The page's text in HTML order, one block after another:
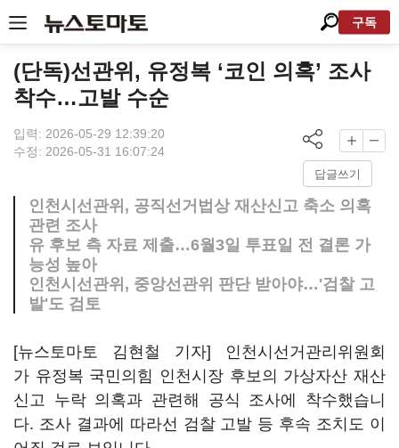
구독
(단독)선관위, 유정복 ‘코인 의혹’ 조사
착수…고발 수순
입력: 2026-05-29 12:39:20
수정: 2026-05-31 16:07:24
답글쓰기
인천시선관위, 공직선거법상 재산신고 축소 의혹
관련 조사
유 후보 측 자료 제출…6월3일 투표일 전 결론 가
능성 높아
인천시선관위, 중앙선관위 판단 받아야…'검찰 고
발'도 검토
[뉴스토마토 김현철 기자] 인천시선거관리위원회
가 유정복 국민의힘 인천시장 후보의 가상자산 재산
신고 누락 의혹과 관련해 공식 조사에 착수했습니
다. 조사 결과에 따라선 검찰 고발 등 후속 조치도 이